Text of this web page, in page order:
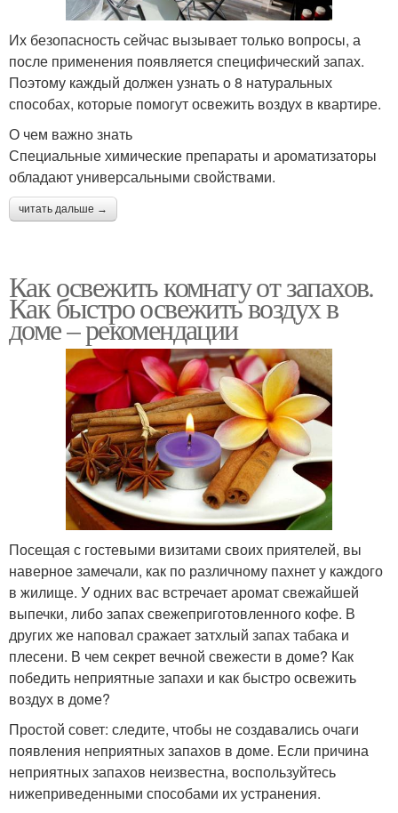
Их безопасность сейчас вызывает только вопросы, а
после применения появляется специфический запах.
Поэтому каждый должен узнать о 8 натуральных
способах, которые помогут освежить воздух в квартире.
О чем важно знать
Специальные химические препараты и ароматизаторы
обладают универсальными свойствами.
читать дальше →
Как освежить комнату от запахов.
Как быстро освежить воздух в
доме – рекомендации
Посещая с гостевыми визитами своих приятелей, вы
наверное замечали, как по различному пахнет у каждого
в жилище. У одних вас встречает аромат свежайшей
выпечки, либо запах свежеприготовленного кофе. В
других же наповал сражает затхлый запах табака и
плесени. В чем секрет вечной свежести в доме? Как
победить неприятные запахи и как быстро освежить
воздух в доме?
Простой совет: следите, чтобы не создавались очаги
появления неприятных запахов в доме. Если причина
неприятных запахов неизвестна, воспользуйтесь
нижеприведенными способами их устранения.